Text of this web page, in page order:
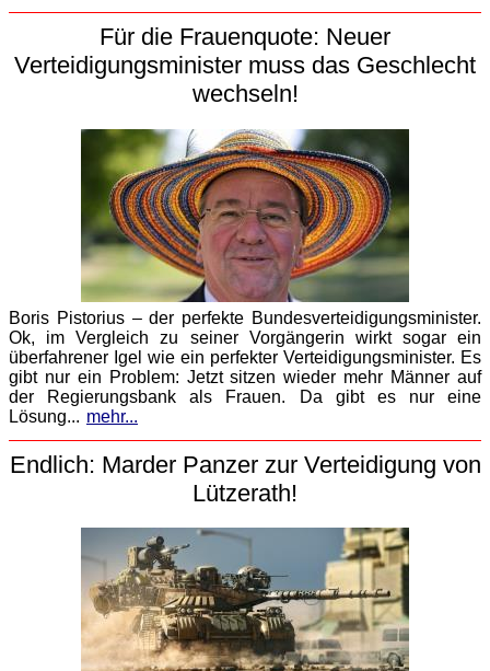
Für die Frauenquote: Neuer
Verteidigungsminister muss das Geschlecht
wechseln!
Boris Pistorius – der perfekte Bundesverteidigungsminister.
Ok, im Vergleich zu seiner Vorgängerin wirkt sogar ein
überfahrener Igel wie ein perfekter Verteidigungsminister. Es
gibt nur ein Problem: Jetzt sitzen wieder mehr Männer auf
der Regierungsbank als Frauen. Da gibt es nur eine
Lösung... mehr...
Endlich: Marder Panzer zur Verteidigung von
Lützerath!